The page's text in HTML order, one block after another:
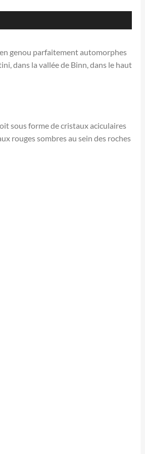
genou parfaitement automorphes
dans la vallée de Binn, dans le haut
sous forme de cristaux aciculaires
rouges sombres au sein des roches